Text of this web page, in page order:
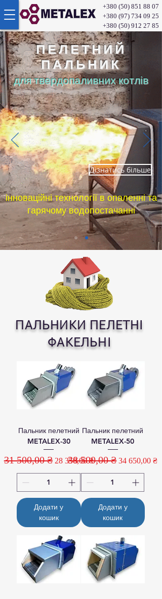
+380 (50) 851 88 07
+380 (97) 734 09 25
+380 (50) 912 27 85
ПЕЛЕТНИЙ
ПАЛЬНИК
для твердопаливних котлів
Дізнатись більше
інноваційні технології в опаленні та
гарячому водопостачанні
Кнопка
ПАЛЬНИКИ ПЕЛЕТНІ
ФАКЕЛЬНІ
Пальник пелетний
METALEX-30
Звичайна ціна
31 500,00 ₴ За розпродажем
28 350,00 ₴
Додати у
кошик
Пальник пелетний
METALEX-50
Звичайна ціна
38 500,00 ₴ За
34 650,00 ₴
Додати у
кошик